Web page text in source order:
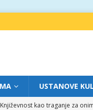
USTANOVE
kao traganje za